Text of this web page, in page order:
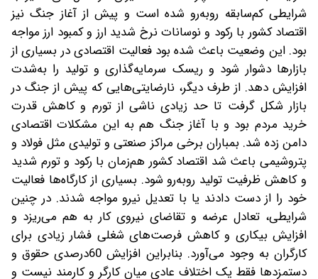
شرایطی کم‌سابقه روبه‌رو شده است و پیش از آغاز جنگ نیز
اقتصاد کشور با رکود و نوسانات نرخ شدید ارز و کمبود ارز مواجه
بود. این وضعیت باعث شده بود ‌فعالیت اقتصادی در بسیاری از
بازارها دشوار شود و ریسک سرمایه‌گذاری و تولید را به‌شدت
افزایش دهد. از طرف دیگر، نارضایتی‌هایی که پیش از جنگ در
بازار شکل گرفت تا حد زیادی ناشی از تورم و کاهش قدرت
خرید مردم بود و با آغاز جنگ هم به این مشکلات اقتصادی
دامن زده شد. بمباران برخی مراکز صنعتی و تولیدی مثل فولاد و
پتروشیمی باعث شد اقتصاد کشور هم‌زمان با رکود و تورم شدید
و کاهش ظرفیت تولید روبه‌رو شود. بسیاری از کارگاه‌ها فعالیت
خود را از دست دادند‌ یا با تعدیل نیرو مواجه شدند. در چنین
شرایطی، تعادل عرضه و تقاضای نیروی کار به هم می‌ریزد و
افزایش بیکاری و کاهش فرصت‌های شغلی فشار زیادی برای
کارگران به وجود می‌آورد. بنابراین افزایش 60‌درصدی حقوق و
دستمزد‌ها فقط یک اختلاف عادی میان کارگر و کارمند نیست و